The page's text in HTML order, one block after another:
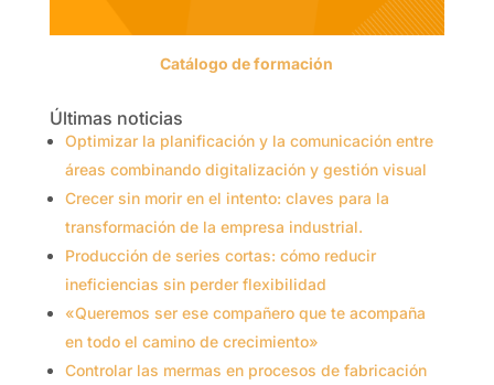
Catálogo de formación
Últimas noticias
Optimizar la planificación y la comunicación entre
áreas combinando digitalización y gestión visual
Crecer sin morir en el intento: claves para la
transformación de la empresa industrial.
Producción de series cortas: cómo reducir
ineficiencias sin perder flexibilidad
«Queremos ser ese compañero que te acompaña
en todo el camino de crecimiento»
Controlar las mermas en procesos de fabricación